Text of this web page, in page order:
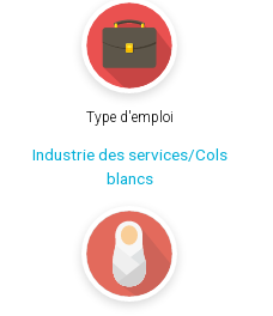
Type d'emploi
Industrie des services/Cols
blancs